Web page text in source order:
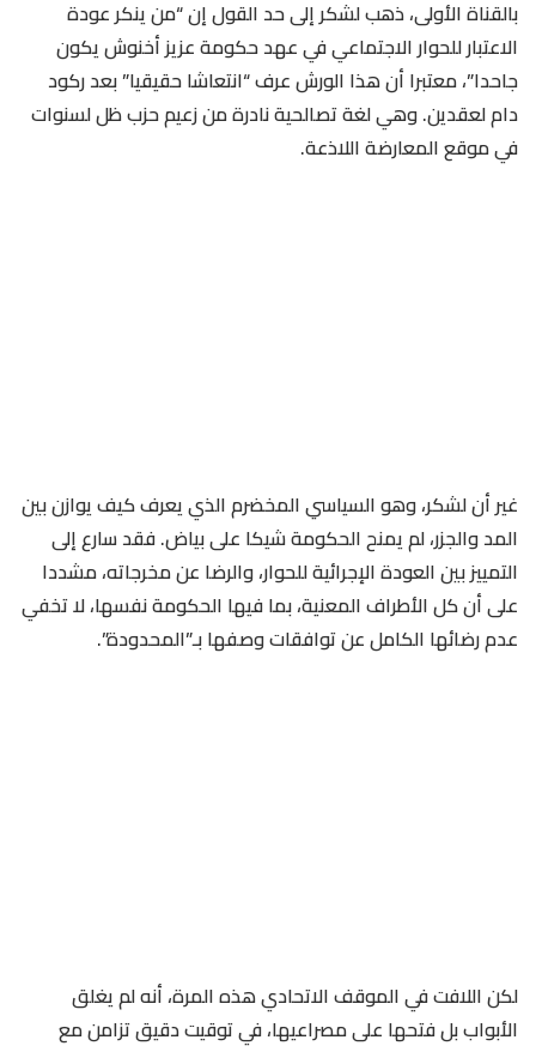
بالقناة الأولى، ذهب لشكر إلى حد القول إن “من ينكر عودة
الاعتبار للحوار الاجتماعي في عهد حكومة عزيز أخنوش يكون
جاحدا”، معتبرا أن هذا الورش عرف “انتعاشا حقيقيا” بعد ركود
دام لعقدين. وهي لغة تصالحية نادرة من زعيم حزب ظل لسنوات
في موقع المعارضة اللاذعة.
غير أن لشكر، وهو السياسي المخضرم الذي يعرف كيف يوازن بين
المد والجزر، لم يمنح الحكومة شيكا على بياض. فقد سارع إلى
التمييز بين العودة الإجرائية للحوار، والرضا عن مخرجاته، مشددا
على أن كل الأطراف المعنية، بما فيها الحكومة نفسها، لا تخفي
عدم رضائها الكامل عن توافقات وصفها بـ”المحدودة”.
لكن اللافت في الموقف الاتحادي هذه المرة، أنه لم يغلق
الأبواب بل فتحها على مصراعيها، في توقيت دقيق تزامن مع